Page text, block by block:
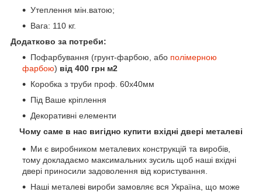
Утеплення мін.ватою;
Вага: 110 кг.
Додатково за потреби:
Пофарбування (грунт-фарбою, або полімерною
фарбою) від 400 грн м2
Коробка з труби проф. 60х40мм
Під Ваше кріплення
Декоративні елементи
Чому саме в нас вигідно купити вхідні двері металеві
Ми є виробником металевих конструкцій та виробів,
тому докладаємо максимальних зусиль щоб наші вхідні
двері приносили задоволення від користування.
Наші металеві вироби замовляє вся Україна, що може